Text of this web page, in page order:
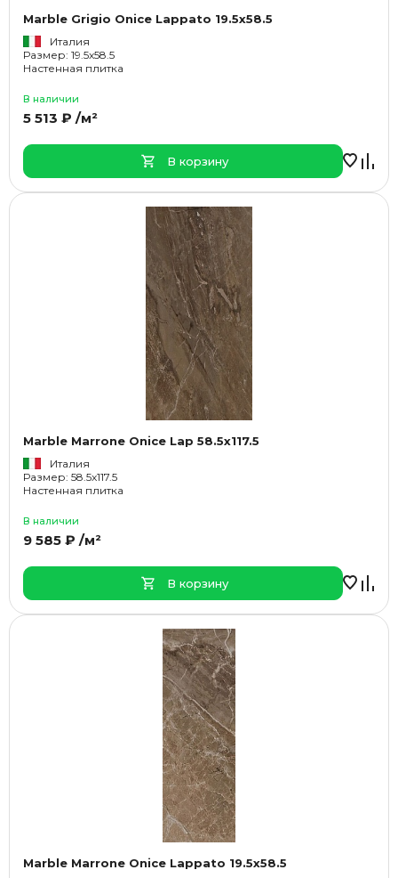
Marble Grigio Onice Lappato 19.5x58.5
Италия
Размер: 19.5x58.5
Настенная плитка
В наличии
5 513 ₽ /м²
В корзину
Marble Marrone Onice Lap 58.5x117.5
Италия
Размер: 58.5x117.5
Настенная плитка
В наличии
9 585 ₽ /м²
В корзину
Marble Marrone Onice Lappato 19.5x58.5